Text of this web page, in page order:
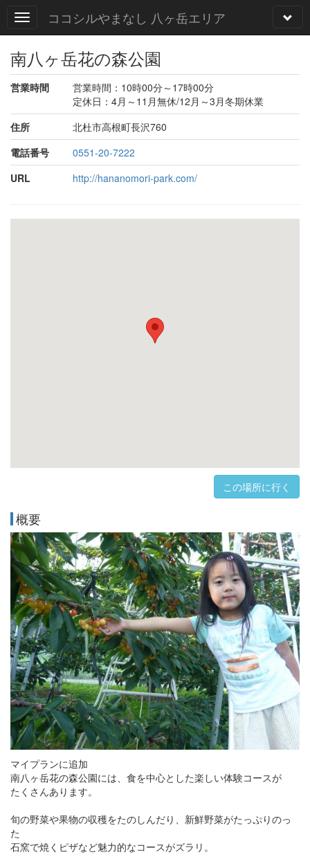
ココシルやまなし 八ヶ岳エリア
南八ヶ岳花の森公園
営業時間
営業時間：10時00分～17時00分
定休日：4月～11月無休/12月～3月冬期休業
住所
北杜市高根町長沢760
電話番号
0551-20-7222
URL
http://hananomori-park.com/
この場所に行く
概要
マイプランに追加
南八ヶ岳花の森公園には、食を中心とした楽しい体験コースが
たくさんあります。
旬の野菜や果物の収穫をたのしんだり、新鮮野菜がたっぷりのっ
た
石窯で焼くピザなど魅力的なコースがズラリ。